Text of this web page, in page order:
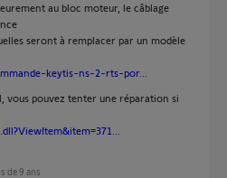
au bloc moteur, le câblage
seront à remplacer par un modèle
keytis-ns-2-rts-por...
vous pouvez tenter une réparation si
de 9 ans